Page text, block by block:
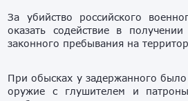
За убийство российского
оказать содействие в
законного пребывания на
При обысках у задержанного было
оружие с глушителем и